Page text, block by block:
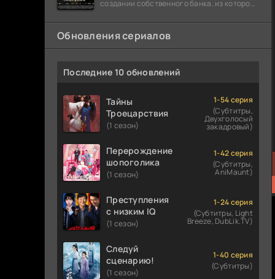
создании собственного банка, из которого
долларов. Однако,
Обновления сериалов
Последние 10 обновлений
Тайны
Троецарствия
(1 сезон)
1-54 серия
(Субтитры,
Двухголосый
закадровый)
Перерождение
шопоголика
(1 сезон)
1-42 серия
(Субтитры,
AniMaunt)
Преступления
с низким IQ
(1 сезон)
1-24 серия
(Субтитры, Light
Breeze, DubLik.TV)
Следуй
сценарию!
(1 сезон)
1-40 серия
(Субтитры)